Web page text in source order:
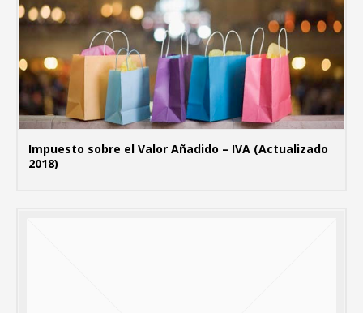
Impuesto sobre el Valor Añadido – IVA (Actualizado
2018)